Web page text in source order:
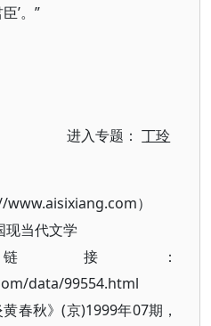
’。”
进入专题：丁玲
）
现当代文学
接：
data/99554.html
春秋》(京)1999年07期，